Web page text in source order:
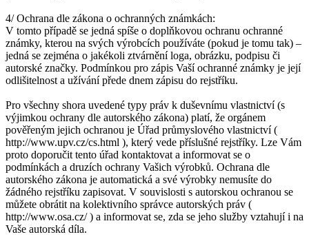
4/ Ochrana dle zákona o ochranných známkách:
V tomto případě se jedná spíše o doplňkovou ochranu ochranné
známky, kterou na svých výrobcích používáte (pokud je tomu tak) –
jedná se zejména o jakékoli ztvárnění loga, obrázku, podpisu či
autorské značky. Podmínkou pro zápis Vaší ochranné známky je její
odlišitelnost a užívání přede dnem zápisu do rejstříku.
Pro všechny shora uvedené typy práv k duševnímu vlastnictví (s
výjimkou ochrany dle autorského zákona) platí, že orgánem
pověřeným jejich ochranou je Úřad průmyslového vlastnictví (
http://www.upv.cz/cs.html ), který vede příslušné rejstříky. Lze Vám
proto doporučit tento úřad kontaktovat a informovat se o
podmínkách a druzích ochrany Vašich výrobků. Ochrana dle
autorského zákona je automatická a své výrobky nemusíte do
žádného rejstříku zapisovat. V souvislosti s autorskou ochranou se
můžete obrátit na kolektivního správce autorských práv (
http://www.osa.cz/ ) a informovat se, zda se jeho služby vztahují i na
Vaše autorská díla.